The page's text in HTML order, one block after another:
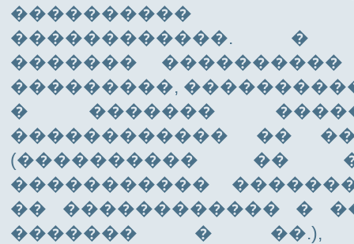
����������
������������. �
�������
���������,
� �������
������������ ��
(���������� ��
�����������
�� ������������ �
������� � ��.),